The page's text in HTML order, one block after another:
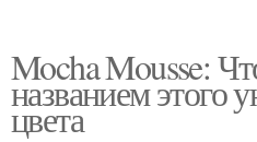
Mocha Mousse:
названием этого
цвета